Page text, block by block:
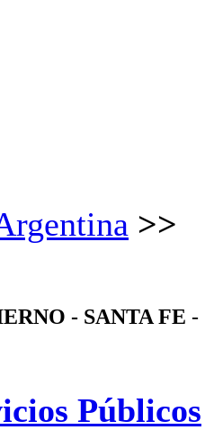
>>
- SANTA FE -
Públicos